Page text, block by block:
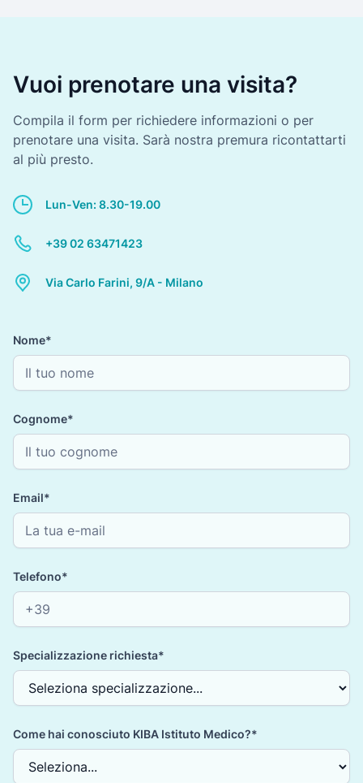
Vuoi prenotare una visita?
Compila il form per richiedere informazioni o per
prenotare una visita. Sarà nostra premura ricontattarti
al più presto.
Lun-Ven: 8.30-19.00
+39 02 63471423
Via Carlo Farini, 9/A - Milano
Nome*
Cognome*
Email*
Telefono*
Specializzazione richiesta*
Come hai conosciuto KIBA Istituto Medico?*